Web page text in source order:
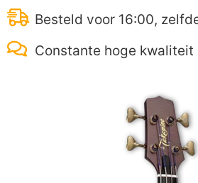
Besteld voor 16:00,
Constante hoge kwaliteit